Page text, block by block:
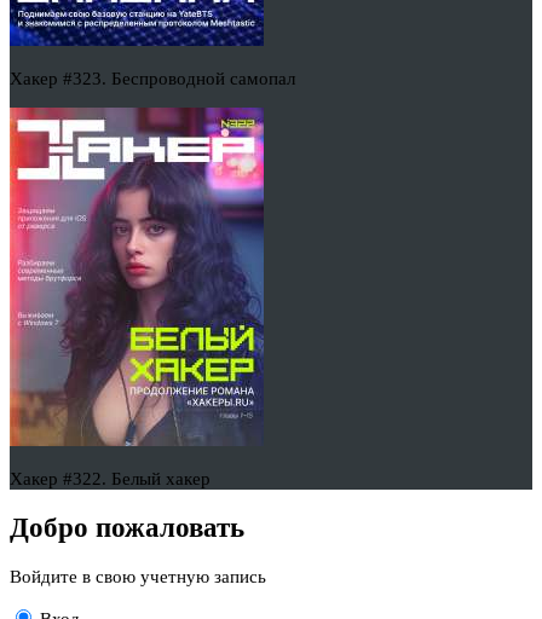
Хакер #323. Беспроводной самопал
Хакер #322. Белый хакер
Добро пожаловать
Войдите в свою учетную запись